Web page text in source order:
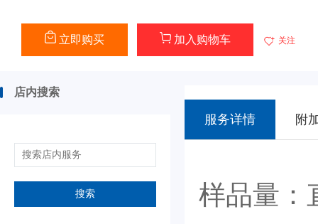
立即购买 加入购物车 关注
店内搜索
搜索
服务详情 附
样品量：